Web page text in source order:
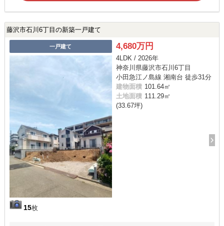
藤沢市石川6丁目の新築一戸建て
一戸建て
15枚
4,680万円
4LDK / 2026年
神奈川県藤沢市石川6丁目
小田急江ノ島線 湘南台 徒歩31分
建物面積 101.64㎡
土地面積 111.29㎡
(33.67坪)